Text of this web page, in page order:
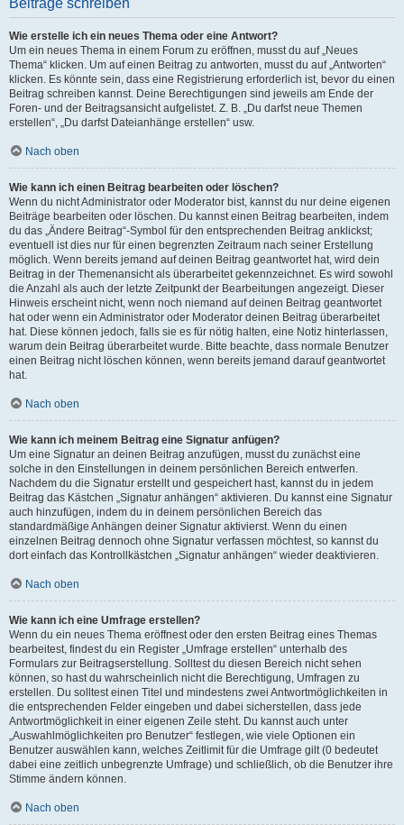
Beiträge schreiben
Wie erstelle ich ein neues Thema oder eine Antwort?
Um ein neues Thema in einem Forum zu eröffnen, musst du auf „Neues
Thema“ klicken. Um auf einen Beitrag zu antworten, musst du auf „Antworten“
klicken. Es könnte sein, dass eine Registrierung erforderlich ist, bevor du einen
Beitrag schreiben kannst. Deine Berechtigungen sind jeweils am Ende der
Foren- und der Beitragsansicht aufgelistet. Z. B. „Du darfst neue Themen
erstellen“, „Du darfst Dateianhänge erstellen“ usw.
Nach oben
Wie kann ich einen Beitrag bearbeiten oder löschen?
Wenn du nicht Administrator oder Moderator bist, kannst du nur deine eigenen
Beiträge bearbeiten oder löschen. Du kannst einen Beitrag bearbeiten, indem
du das „Ändere Beitrag“-Symbol für den entsprechenden Beitrag anklickst;
eventuell ist dies nur für einen begrenzten Zeitraum nach seiner Erstellung
möglich. Wenn bereits jemand auf deinen Beitrag geantwortet hat, wird dein
Beitrag in der Themenansicht als überarbeitet gekennzeichnet. Es wird sowohl
die Anzahl als auch der letzte Zeitpunkt der Bearbeitungen angezeigt. Dieser
Hinweis erscheint nicht, wenn noch niemand auf deinen Beitrag geantwortet
hat oder wenn ein Administrator oder Moderator deinen Beitrag überarbeitet
hat. Diese können jedoch, falls sie es für nötig halten, eine Notiz hinterlassen,
warum dein Beitrag überarbeitet wurde. Bitte beachte, dass normale Benutzer
einen Beitrag nicht löschen können, wenn bereits jemand darauf geantwortet
hat.
Nach oben
Wie kann ich meinem Beitrag eine Signatur anfügen?
Um eine Signatur an deinen Beitrag anzufügen, musst du zunächst eine
solche in den Einstellungen in deinem persönlichen Bereich entwerfen.
Nachdem du die Signatur erstellt und gespeichert hast, kannst du in jedem
Beitrag das Kästchen „Signatur anhängen“ aktivieren. Du kannst eine Signatur
auch hinzufügen, indem du in deinem persönlichen Bereich das
standardmäßige Anhängen deiner Signatur aktivierst. Wenn du einen
einzelnen Beitrag dennoch ohne Signatur verfassen möchtest, so kannst du
dort einfach das Kontrollkästchen „Signatur anhängen“ wieder deaktivieren.
Nach oben
Wie kann ich eine Umfrage erstellen?
Wenn du ein neues Thema eröffnest oder den ersten Beitrag eines Themas
bearbeitest, findest du ein Register „Umfrage erstellen“ unterhalb des
Formulars zur Beitragserstellung. Solltest du diesen Bereich nicht sehen
können, so hast du wahrscheinlich nicht die Berechtigung, Umfragen zu
erstellen. Du solltest einen Titel und mindestens zwei Antwortmöglichkeiten in
die entsprechenden Felder eingeben und dabei sicherstellen, dass jede
Antwortmöglichkeit in einer eigenen Zeile steht. Du kannst auch unter
„Auswahlmöglichkeiten pro Benutzer“ festlegen, wie viele Optionen ein
Benutzer auswählen kann, welches Zeitlimit für die Umfrage gilt (0 bedeutet
dabei eine zeitlich unbegrenzte Umfrage) und schließlich, ob die Benutzer ihre
Stimme ändern können.
Nach oben